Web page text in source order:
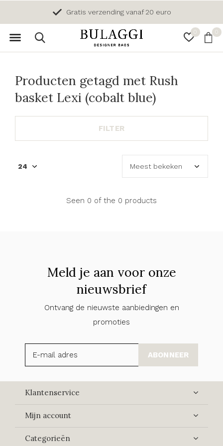
0 0
Gratis verzending vanaf 20 euro
Producten getagd met Rush
basket Lexi (cobalt blue)
FILTER
Seen 0 of the 0 products
Meld je aan voor onze
nieuwsbrief
Ontvang de nieuwste aanbiedingen en
promoties
ABONNEER
Klantenservice
Mijn account
Categorieën